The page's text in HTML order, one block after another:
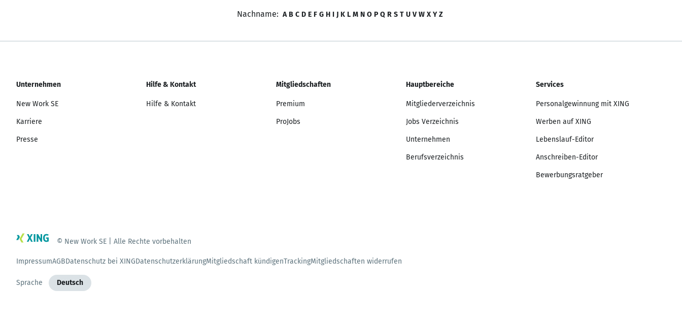
Nachname: A B C D E F G H I J K L M N O P Q R S T U V W X Y Z
Unternehmen
New Work SE
Karriere
Presse
Hilfe & Kontakt
Hilfe & Kontakt
Mitgliedschaften
Premium
ProJobs
Hauptbereiche
Mitgliederverzeichnis
Jobs Verzeichnis
Unternehmen
Berufsverzeichnis
Services
Personalgewinnung mit XING
Werben auf XING
Lebenslauf-Editor
Anschreiben-Editor
Bewerbungsratgeber
© New Work SE | Alle Rechte vorbehalten
ImpressumAGBDatenschutz bei XINGDatenschutzerklärungMitgliedschaft kündigenTrackingMitgliedschaften widerrufen
Sprache Deutsch